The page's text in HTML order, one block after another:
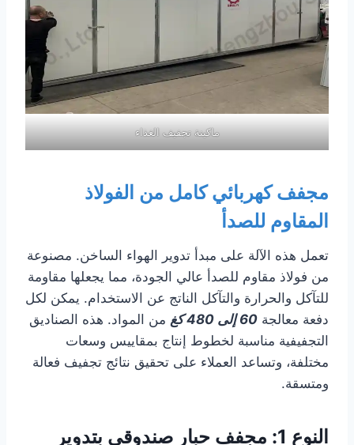
ماكينة تجفيف الغذاء
مجفف كهربائي كامل من الفولاذ
المقاوم للصدأ
تعمل هذه الآلة على مبدأ تدوير الهواء الساخن. مصنوعة
من فولاذ مقاوم للصدأ عالي الجودة، مما يجعلها مقاومة
للتآكل والحرارة والتآكل الناتج عن الاستخدام. يمكن لكل
دفعة معالجة 60 إلى 480 كغ
من المواد. هذه الصناديق
التجفيفية مناسبة لخطوط إنتاج بمقاييس وسعات
مختلفة، وتساعد العملاء على تحقيق نتائج تجفيف فعالة
ومتسقة.
النوع 1: مجفف حبار صندوقي بتدوير